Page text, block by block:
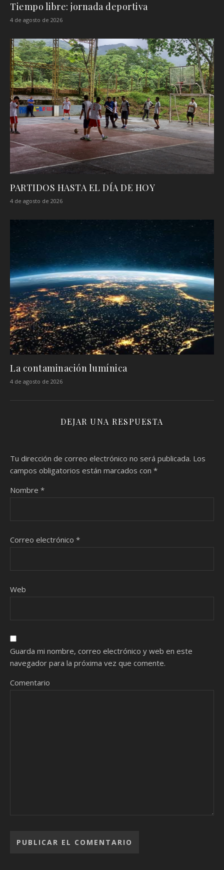
Tiempo libre: jornada deportiva
4 de agosto de 2026
PARTIDOS HASTA EL DÍA DE HOY
4 de agosto de 2026
La contaminación lumínica
4 de agosto de 2026
DEJAR UNA RESPUESTA
Tu dirección de correo electrónico no será publicada. Los
campos obligatorios están marcados con *
Nombre *
Correo electrónico *
Web
Guarda mi nombre, correo electrónico y web en este
navegador para la próxima vez que comente.
Comentario